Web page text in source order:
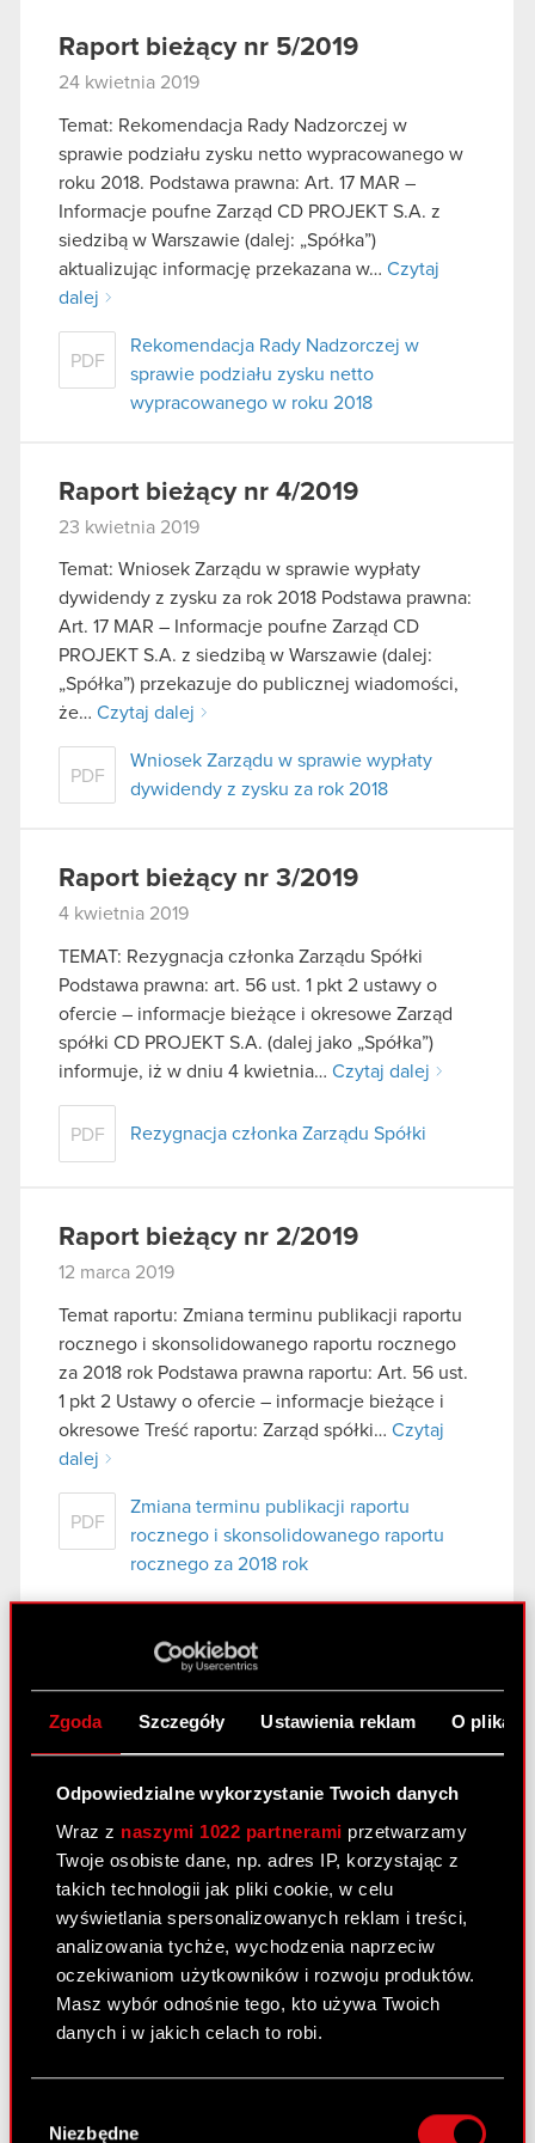
Zgoda Szczegóły Ustawienia reklam O
Odpowiedzialne wykorzystanie Twoich danych
Wraz z naszymi 1022 partnerami przetwarzamy
Twoje osobiste dane, np. adres IP, korzystając z
takich technologii jak pliki cookie, w celu
wyświetlania spersonalizowanych reklam i treści,
analizowania tychże, wychodzenia naprzeciw
oczekiwaniom użytkowników i rozwoju produktów.
Masz wybór odnośnie tego, kto używa Twoich
danych i w jakich celach to robi.
Gromadzić dane dotyczące Twojej
zgody
Niezbędne
Raport bieżący nr 5/2019
24 kwietnia 2019
Temat: Rekomendacja Rady Nadzorczej w
sprawie podziału zysku netto wypracowanego w
roku 2018. Podstawa prawna: Art. 17 MAR –
Informacje poufne Zarząd CD PROJEKT S.A. z
siedzibą w Warszawie (dalej: „Spółka”)
aktualizując informację przekazana w… Czytaj
dalej
PDF
Rekomendacja Rady Nadzorczej w
sprawie podziału zysku netto
wypracowanego w roku 2018
Raport bieżący nr 4/2019
23 kwietnia 2019
Temat: Wniosek Zarządu w sprawie wypłaty
dywidendy z zysku za rok 2018 Podstawa prawna:
Art. 17 MAR – Informacje poufne Zarząd CD
PROJEKT S.A. z siedzibą w Warszawie (dalej:
„Spółka”) przekazuje do publicznej wiadomości,
że… Czytaj dalej
PDF
Wniosek Zarządu w sprawie wypłaty
dywidendy z zysku za rok 2018
Raport bieżący nr 3/2019
4 kwietnia 2019
TEMAT: Rezygnacja członka Zarządu Spółki
Podstawa prawna: art. 56 ust. 1 pkt 2 ustawy o
ofercie – informacje bieżące i okresowe Zarząd
spółki CD PROJEKT S.A. (dalej jako „Spółka”)
informuje, iż w dniu 4 kwietnia… Czytaj dalej
PDF Rezygnacja członka Zarządu Spółki
Raport bieżący nr 2/2019
12 marca 2019
Temat raportu: Zmiana terminu publikacji raportu
rocznego i skonsolidowanego raportu rocznego
za 2018 rok Podstawa prawna raportu: Art. 56 ust.
1 pkt 2 Ustawy o ofercie – informacje bieżące i
okresowe Treść raportu: Zarząd spółki… Czytaj
dalej
PDF
Zmiana terminu publikacji raportu
rocznego i skonsolidowanego raportu
rocznego za 2018 rok
Raport bieżący nr 1/2019
2 stycznia 2019
Raport bieżący numer: 1/2019 Temat: Terminy
przekazywania raportów okresowych w 2019 roku
Zarząd CD PROJEKT S.A. z siedzibą w Warszawie,
80 ust. 1 Rozporządzenia Ministra Finansów z…
Czytaj dalej
PDF
Terminy przekazywania raportów
okresowych w 2019 roku
Raport bieżący nr 22/2018
21 grudnia 2018
Temat: Wyrok Sądu Apelacyjnego w sprawie